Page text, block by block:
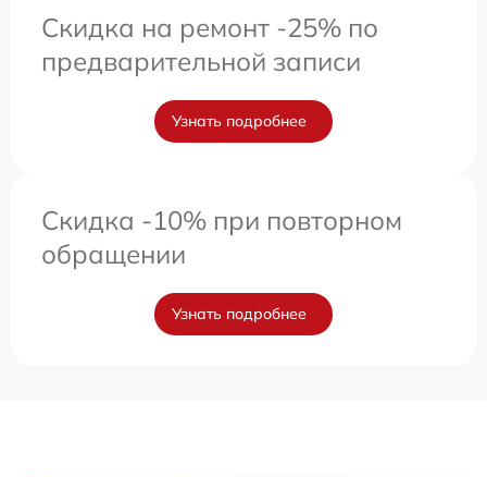
Скидка на ремонт -25% по
предварительной записи
Узнать подробнее
Скидка -10% при повторном
обращении
Узнать подробнее